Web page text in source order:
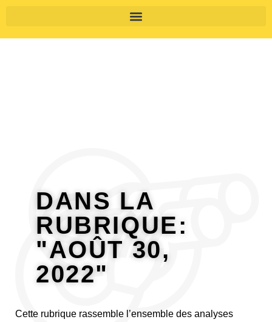
DANS LA
RUBRIQUE:
"AOÛT 30,
2022"
Cette rubrique rassemble l’ensemble des analyses